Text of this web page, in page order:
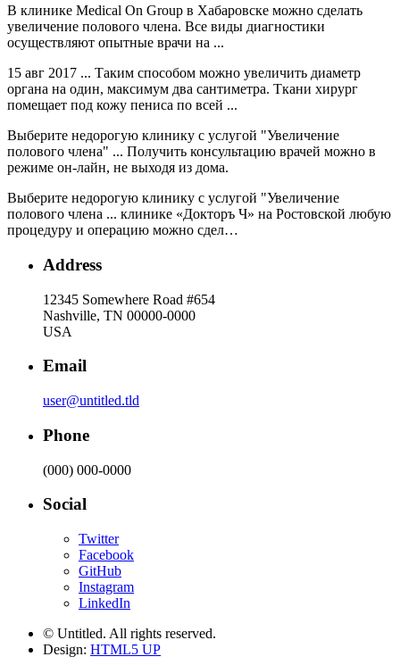
В клинике Medical On Group в Хабаровске можно сделать
увеличение полового члена. Все виды диагностики
осуществляют опытные врачи на ...
15 авг 2017 ... Таким способом можно увеличить диаметр
органа на один, максимум два сантиметра. Ткани хирург
помещает под кожу пениса по всей ...
Выберите недорогую клинику с услугой "Увеличение
полового члена" ... Получить консультацию врачей можно в
режиме он-лайн, не выходя из дома.
Выберите недорогую клинику с услугой "Увеличение
полового члена ... клинике «Докторъ Ч» на Ростовской любую
процедуру и операцию можно сдел…
Address
12345 Somewhere Road #654
Nashville, TN 00000-0000
USA
Email
user@untitled.tld
Phone
(000) 000-0000
Social
Twitter
Facebook
GitHub
Instagram
LinkedIn
© Untitled. All rights reserved.
Design: HTML5 UP